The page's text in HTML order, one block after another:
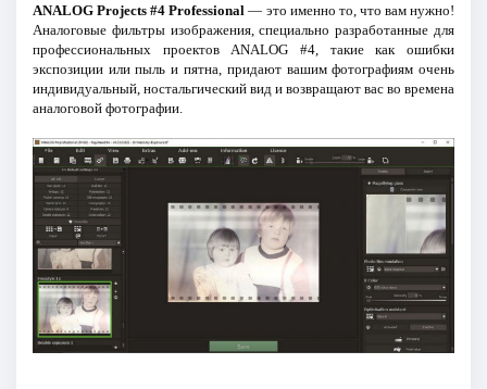
ANALOG Projects #4 Professional — это именно то, что вам нужно!
Аналоговые фильтры изображения, специально разработанные для
профессиональных проектов ANALOG #4, такие как ошибки
экспозиции или пыль и пятна, придают вашим фотографиям очень
индивидуальный, ностальгический вид и возвращают вас во времена
аналоговой фотографии.